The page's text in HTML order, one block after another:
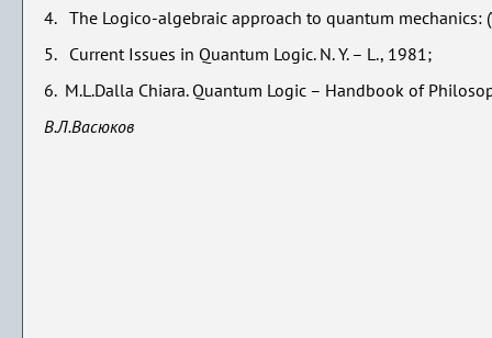
4. The Logico-algebraic approach to quantum mechanics:
5. Current Issues in Quantum Logic. N. Y. – L., 1981;
6. M.L.Dalla Chiara. Quantum Logic – Handbook of
В.Л.Васюков